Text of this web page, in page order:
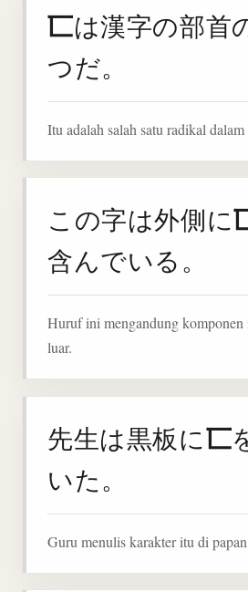
匸は漢字の部首
つだ。
Itu adalah salah satu radikal
この字は外側に
含んでいる。
Huruf ini mengandung komponen
luar.
先生は黒板に匸
いた。
Guru menulis karakter itu di